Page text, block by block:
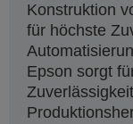
Konstruktion
für höchste
Epson sorgt